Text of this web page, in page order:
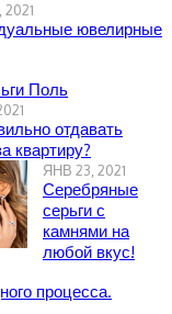
2021
ювелирные
Поль
отдавать
квартиру?
ЯНВ 23, 2021
Серебряные
серьги с
камнями на
любой вкус!
процесса.